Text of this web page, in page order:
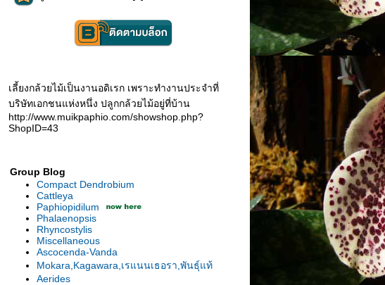
เลี้ยงกล้วยไม้เป็นงานอดิเรก เพราะทำงานประจำที่
บริษัทเอกชนแห่งหนึ่ง ปลูกกล้วยไม้อยู่ที่บ้าน
http://www.muikpaphio.com/showshop.php?
ShopID=43
Group Blog
Compact Dendrobium
Cattleya
Paphiopidilum
Phalaenopsis
Rhyncostylis
Miscellaneous
Ascocenda-Vanda
Mokara,Kagawara,เรแนนเธอรา,พันธุ์แท้
Aerides